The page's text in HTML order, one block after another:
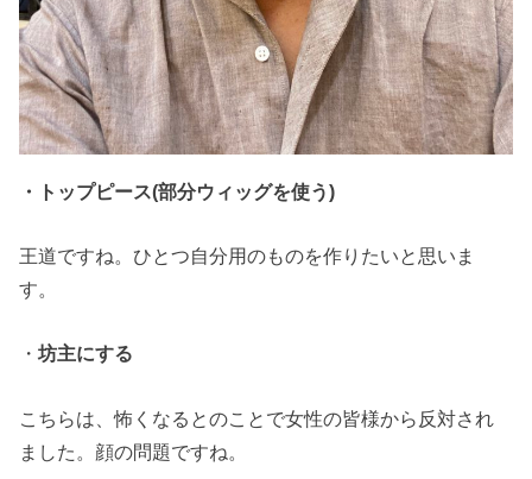
・トップピース(部分ウィッグを使う)
王道ですね。ひとつ自分用のものを作りたいと思いま
す。
・坊主にする
こちらは、怖くなるとのことで女性の皆様から反対され
ました。顔の問題ですね。